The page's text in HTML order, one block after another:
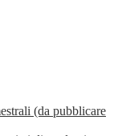
(da pubblicare